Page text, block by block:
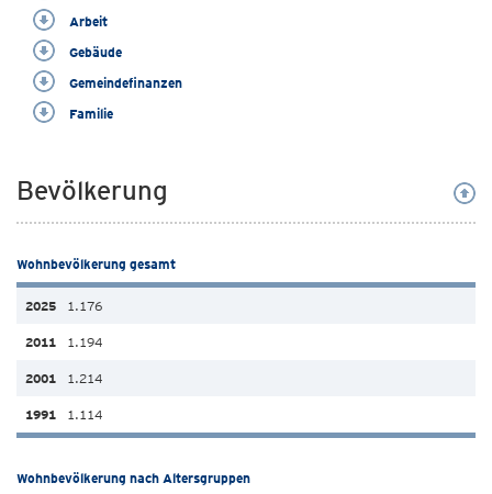
Arbeit
Gebäude
Gemeindefinanzen
Familie
Bevölkerung
Wohnbevölkerung gesamt
1.176
1.194
1.214
1.114
Wohnbevölkerung nach Altersgruppen